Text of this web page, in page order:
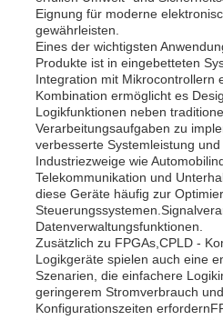
Halbleiterrelais
Kommunikations-Antenne
Stecker
Power Management Chip
Eignung für moderne
gewährleisten.
Eines der wichtigsten
Produkte ist in eingebetteten
Integration mit Mikrocontrollern
Kombination ermöglicht es
Logikfunktionen neben
Verarbeitungsaufgaben zu
verbesserte Systemleistung
Industriezweige wie
Telekommunikation und
diese Geräte häufig zur
Datenverwaltungsfunktionen.
Zusätzlich zu FPGAs,CPLD -
Logikgeräte spielen auch eine
Szenarien, die einfachere
geringerem Stromverbrauch
Konfigurationszeiten